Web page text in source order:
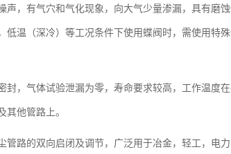
声，有气穴和气化现象，向大气少量渗漏，具有磨
低温（深冷）等工况条件下使用蝶阀时，需使用特
封，气体试验泄漏为零，寿命要求较高，工作温
他管路上。
路的双向启闭及调节，广泛用于冶金，轻工，电